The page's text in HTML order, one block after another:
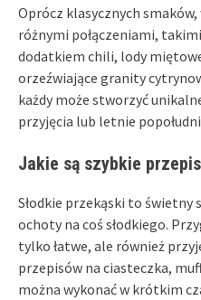
Oprócz klasycznych
różnymi połączeniami,
dodatkiem chili, lody
orzeźwiające granity
każdy może stworzyć
przyjęcia lub letnie
Jakie są szybkie
Słodkie przekąski to świetny
ochoty na coś słodkiego.
tylko łatwe, ale również
przepisów na ciasteczka,
można wykonać w krótkim